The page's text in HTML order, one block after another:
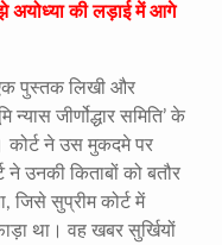
अयोध्या की लड़ाई में आगे
पुस्तक लिखी और
जीर्णोद्धार समिति’ के
कोर्ट ने उस मुकदमे पर
ने उनकी किताबों को बतौर
जिसे सुप्रीम कोर्ट में
था। वह खबर सुर्खियों